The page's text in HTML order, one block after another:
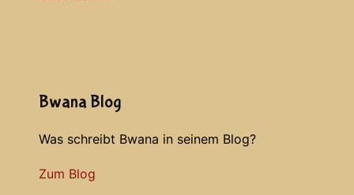
Bwana Blog
Was schreibt Bwana in seinem Blog?
Zum Blog